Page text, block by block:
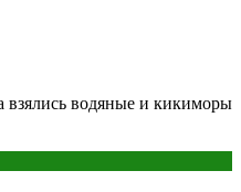
взялись водяные и кикиморы